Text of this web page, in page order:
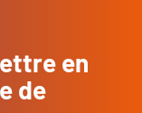
en
de